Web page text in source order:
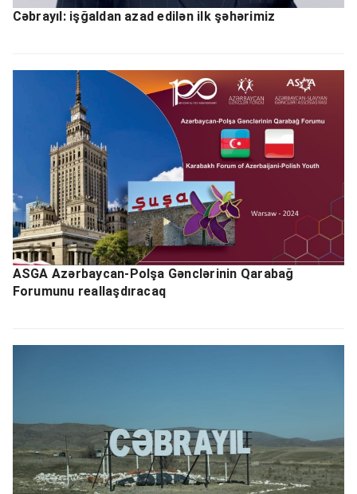
Cəbrayıl: işğaldan azad edilən ilk şəhərimiz
ASGA Azərbaycan-Polşa Gənclərinin Qarabağ
Forumunu reallaşdıracaq